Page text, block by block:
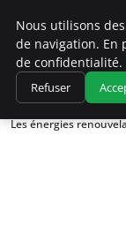
Accueil
Énergies
Les énergies
Nous utilisons
de navigation. En
de confidentialité.
Refuser